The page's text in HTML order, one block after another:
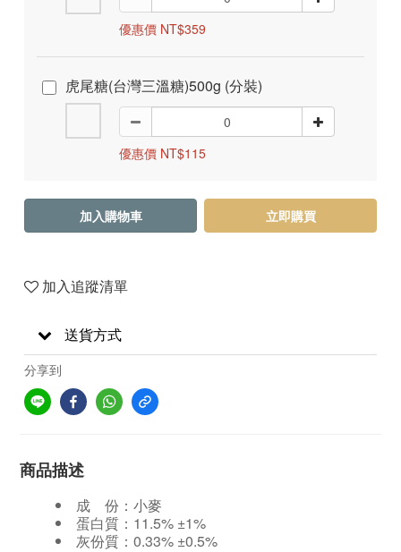
優惠價 NT$359
虎尾糖(台灣三溫糖)500g (分裝)
優惠價 NT$115
加入購物車 立即購買
加入追蹤清單
送貨方式
分享到
商品描述
成 份：小麥
蛋白質：11.5% ±1%
灰份質：0.33% ±0.5%